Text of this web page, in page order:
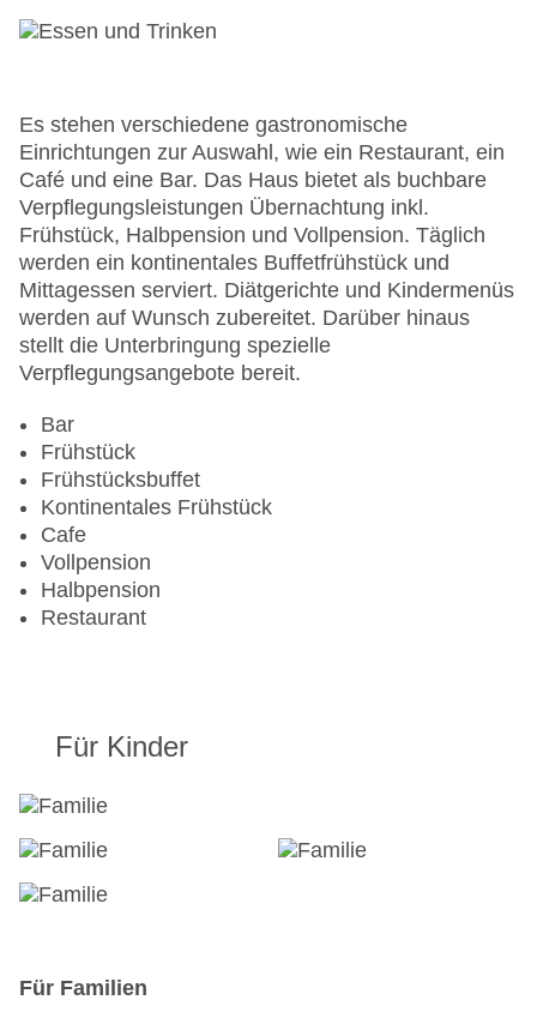
Anzahl der Konferenzräume: 1
Sonnenterrasse
Gesamtanzahl der Stockwerke: 4
Gesamtanzahl der Zimmer: 174
Pools:Kinderbecken, Indoor Pool, Outdoor Pool,
Sonnenschirme am Pool, Liegen am Pool,
Wasserrutsche
Zahlungsarten: Mastercard, Visa
Landeskategorie: 4 Sterne
Es stehen verschiedene gastronomische
Einrichtungen zur Auswahl, wie ein Restaurant, ein
Café und eine Bar. Das Haus bietet als buchbare
Verpflegungsleistungen Übernachtung inkl.
Frühstück, Halbpension und Vollpension. Täglich
werden ein kontinentales Buffetfrühstück und
Mittagessen serviert. Diätgerichte und Kindermenüs
werden auf Wunsch zubereitet. Darüber hinaus
stellt die Unterbringung spezielle
Verpflegungsangebote bereit.
Bar
Frühstück
Frühstücksbuffet
Kontinentales Frühstück
Cafe
Vollpension
Halbpension
Restaurant
Für Kinder
Für Familien